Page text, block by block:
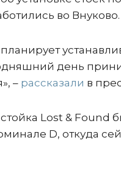
во Внуково.
день
– рассказали в
Lost & Found
D, откуда